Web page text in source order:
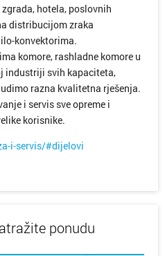
hotela, poslovnih
distribucijom zraka
konvektorima.
komore, rashladne komore u
industriji svih kapaciteta,
razna kvalitetna rješenja.
i servis sve opreme i
korisnike.
i-servis/#dijelovi
ponudu